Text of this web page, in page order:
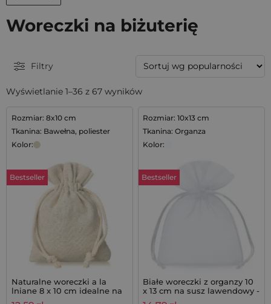
Woreczki na biżuterię
Filtry
Wyświetlanie 1–36 z 67 wyników
Rozmiar: 8x10 cm
Tkanina: Bawełna, poliester
Kolor:
Bestseller
Naturalne woreczki a la
lniane 8 x 10 cm idealne na
lawendę do szafy - 10 szt.
Rozmiar: 10x13 cm
Tkanina: Organza
Kolor:
Bestseller
Białe woreczki z organzy 10
x 13 cm na susz lawendowy -
25 szt.